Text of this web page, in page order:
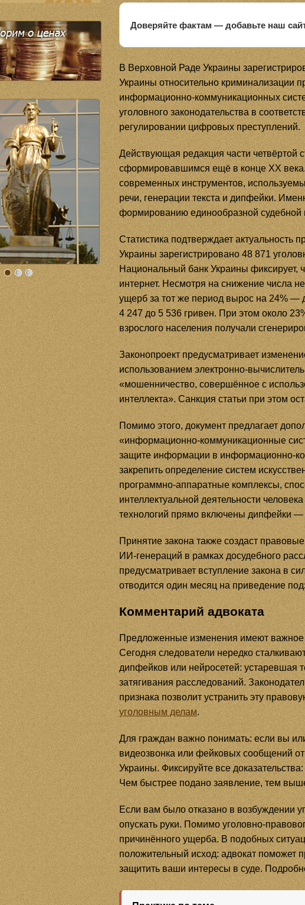
Доверяйте фактам — добавьте наш
В Верховной Раде Украины
Украины относительно криминализации
информационно-коммуникационных
уголовного законодательства в
регулировании цифровых преступлений.
Действующая редакция части четвёртой
сформировавшимся ещё в конце XX века.
современных инструментов,
речи, генерации текста и дипфейки.
формированию единообразной судебной
Статистика подтверждает
Украины зарегистрировано 48 871
Национальный банк Украины фиксирует,
интернет. Несмотря на снижение числа
ущерб за тот же период вырос на 24% —
4 247 до 5 536 гривен. При этом около
взрослого населения получали
Законопроект предусматривает
использованием электронно-
«мошенничество, совершённое с
интеллекта». Санкция статьи при этом
Помимо этого, документ предлагает
«информационно-коммуникационные
защите информации в информационно-
закрепить определение систем
программно-аппаратные комплексы,
интеллектуальной деятельности
технологий прямо включены дипфейки
Принятие закона также создаст
ИИ-генераций в рамках досудебного
предусматривает вступление закона в
отводится один месяц на приведение
Комментарий адвоката
Предложенные изменения имеют важное
Сегодня следователи нередко
дипфейков или нейросетей: устаревшая
затягивания расследований.
признака позволит устранить эту
уголовным делам.
Для граждан важно понимать: если вы
видеозвонка или фейковых сообщений
Украины. Фиксируйте все
Чем быстрее подано заявление, тем
Если вам было отказано в возбуждении
опускать руки. Помимо уголовно-
причинённого ущерба. В подобных
положительный исход: адвокат поможет
защитить ваши интересы в суде.